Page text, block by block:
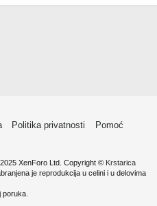
Politika privatnosti
Pomoć
XenForo Ltd. Copyright © Krstarica
je reprodukcija u celini i u delovima